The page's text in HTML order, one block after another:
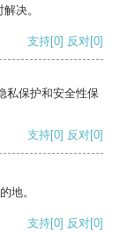
决。
支持[0] 反对[0]
私保护和安全性保
支持[0] 反对[0]
地。
支持[0] 反对[0]